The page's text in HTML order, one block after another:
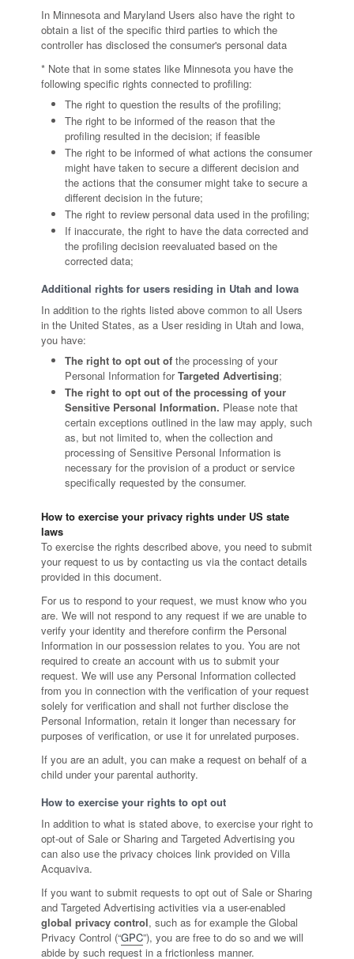
In Minnesota and Maryland Users also have the right to
obtain a list of the specific third parties to which the
controller has disclosed the consumer's personal data
* Note that in some states like Minnesota you have the
following specific rights connected to profiling:
The right to question the results of the profiling;
The right to be informed of the reason that the
profiling resulted in the decision; if feasible
The right to be informed of what actions the consumer
might have taken to secure a different decision and
the actions that the consumer might take to secure a
different decision in the future;
The right to review personal data used in the profiling;
If inaccurate, the right to have the data corrected and
the profiling decision reevaluated based on the
corrected data;
Additional rights for users residing in Utah and Iowa
In addition to the rights listed above common to all Users
in the United States, as a User residing in Utah and Iowa,
you have:
The right to opt out of the processing of your
Personal Information forTargeted Advertising;
The right to opt out of the processing of your
Sensitive Personal Information. Please note that
certain exceptions outlined in the law may apply, such
as, but not limited to, when the collection and
processing of Sensitive Personal Information is
necessary for the provision of a product or service
specifically requested by the consumer.
How to exercise your privacy rights under US state
laws
To exercise the rights described above, you need to submit
your request to us by contacting us via the contact details
provided in this document.
For us to respond to your request, we must know who you
are. We will not respond to any request if we are unable to
verify your identity and therefore confirm the Personal
Information in our possession relates to you. You are not
required to create an account with us to submit your
request. We will use any Personal Information collected
from you in connection with the verification of your request
solely for verification and shall not further disclose the
Personal Information, retain it longer than necessary for
purposes of verification, or use it for unrelated purposes.
If you are an adult, you can make a request on behalf of a
child under your parental authority.
How to exercise your rights to opt out
In addition to what is stated above, to exercise your right to
opt-out of Sale or Sharing and Targeted Advertising you
can also use the privacy choices link provided on Villa
Acquaviva.
If you want to submit requests to opt out of Sale or Sharing
and Targeted Advertising activities via a user-enabled
global privacy control, such as for example the Global
Privacy Control (“GPC”), you are free to do so and we will
abide by such request in a frictionless manner.